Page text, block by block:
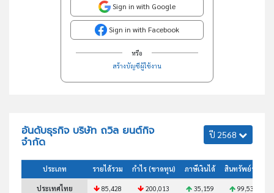
Sign in with Google
Sign in with Facebook
หรือ
สร้างบัญชีผู้ใช้งาน
อันดับธุรกิจ บริษัท ถวิล ยนต์กิจ
จำกัด
ปี 2568
ประเภท รายได้รวม กำไร (ขาดทุน) ภาษีเงินได้ สินทรัพย์รวม
ประเทศไทย 85,428 200,013 35,159 99,536